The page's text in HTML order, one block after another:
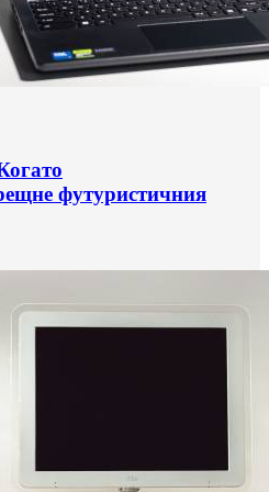
футуристичния